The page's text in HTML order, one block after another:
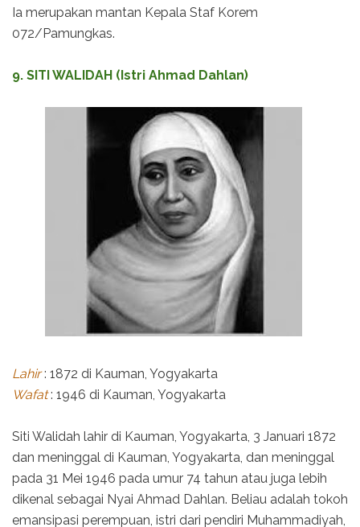
Ia merupakan mantan Kepala Staf Korem
072/Pamungkas.
9. SITI WALIDAH (Istri Ahmad Dahlan)
Lahir: 1872 di Kauman, Yogyakarta
Wafat: 1946 di Kauman, Yogyakarta
Siti Walidah lahir di Kauman, Yogyakarta, 3 Januari 1872
dan meninggal di Kauman, Yogyakarta, dan meninggal
pada 31 Mei 1946 pada umur 74 tahun atau juga lebih
dikenal sebagai Nyai Ahmad Dahlan. Beliau adalah tokoh
emansipasi perempuan, istri dari pendiri Muhammadiyah,